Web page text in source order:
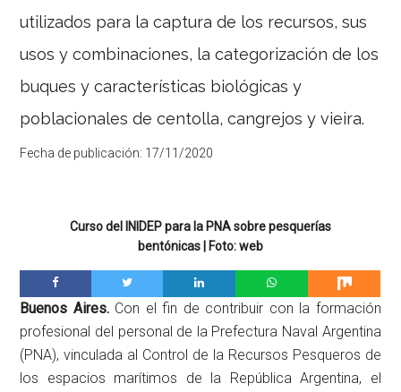
utilizados para la captura de los recursos, sus
usos y combinaciones, la categorización de los
buques y características biológicas y
poblacionales de centolla, cangrejos y vieira.
Fecha de publicación: 17/11/2020
Curso del INIDEP para la PNA sobre pesquerías
bentónicas | Foto: web
Buenos Aires.Con el fin de contribuir con la formación
profesional del personal de la Prefectura Naval Argentina
(PNA), vinculada al Control de la Recursos Pesqueros de
los espacios marítimos de la República Argentina, el